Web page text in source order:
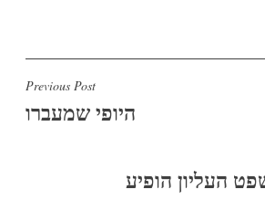
ניווט
Previous Post
היופי שמעברו
העליון הופיע